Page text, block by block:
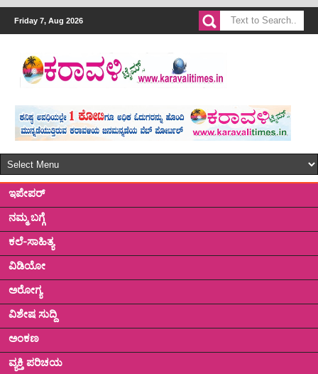
Friday 7, Aug 2026
ಇಪೇಪರ್
ನಮ್ಮ ಬಗ್ಗೆ
ಕಲೆ-ಸಾಹಿತ್ಯ
ವಿಡಿಯೋ
ಅರೋಗ್ಯ
ವಿಶೇಷ ಸುದ್ದಿ
ಅಂಕಣ
ವ್ಯಕ್ತಿ ಪರಿಚಯ